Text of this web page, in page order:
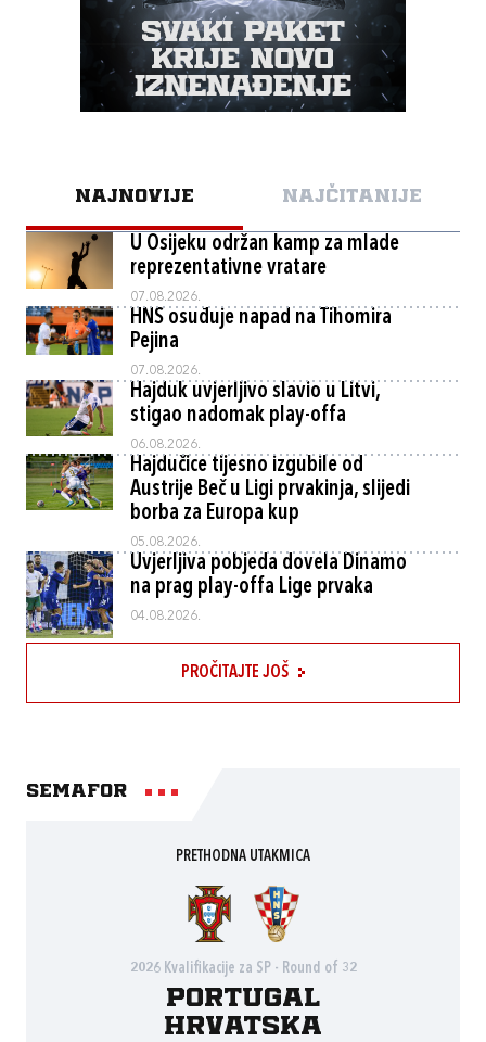
NAJNOVIJE NAJČITANIJE
U Osijeku održan kamp za mlade
reprezentativne vratare
07.08.2026.
HNS osuđuje napad na Tihomira
Pejina
07.08.2026.
Hajduk uvjerljivo slavio u Litvi,
stigao nadomak play-offa
06.08.2026.
Hajdučice tijesno izgubile od
Austrije Beč u Ligi prvakinja, slijedi
borba za Europa kup
05.08.2026.
Uvjerljiva pobjeda dovela Dinamo
na prag play-offa Lige prvaka
04.08.2026.
PROČITAJTE JOŠ
Semafor
PRETHODNA UTAKMICA
2026 Kvalifikacije za SP - Round of 32
Portugal
Hrvatska